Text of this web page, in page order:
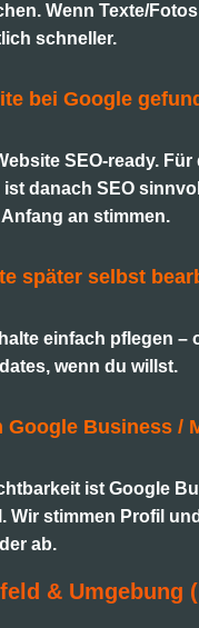
Wenn Texte/
schneller.
bei Google
SEO-ready.
danach SEO
an stimmen.
später selbst
einfach pflegen –
wenn du willst.
Google Business /
ist Google
Wir stimmen Profil
ab.
& Umgebung